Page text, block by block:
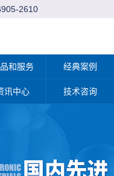
2610
和服务 经典案例
讯中心 技术咨询